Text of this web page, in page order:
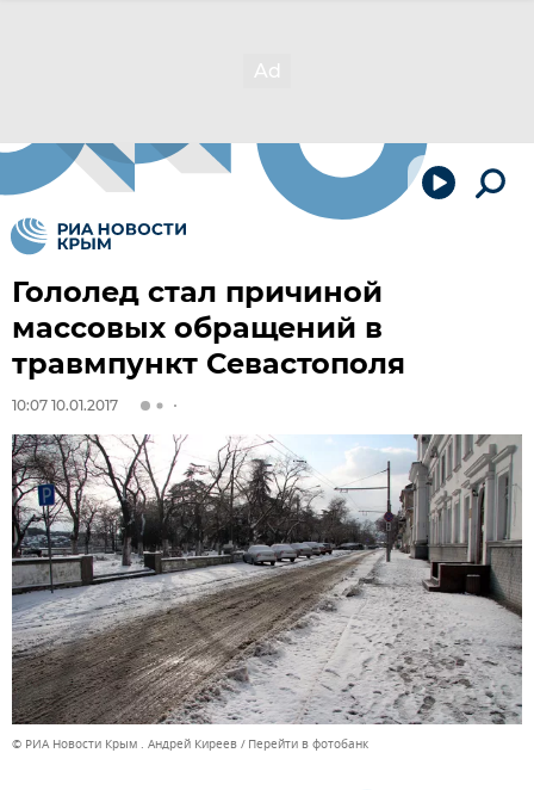
Гололед стал причиной
массовых обращений в
травмпункт Севастополя
10:07 10.01.2017
© РИА Новости Крым . Андрей Киреев Перейти в фотобанк